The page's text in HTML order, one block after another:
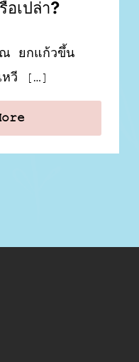
อเปล่า?
ยกแก้วขึ้น
หวี […]